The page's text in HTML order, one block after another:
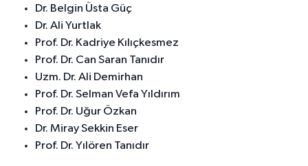
Dr. Belgin Üsta Güç
Dr. Ali Yurtlak
Prof. Dr. Kadriye Kılıçkesmez
Prof. Dr. Can Saran Tanıdır
Uzm. Dr. Ali Demirhan
Prof. Dr. Selman Vefa Yıldırım
Prof. Dr. Uğur Özkan
Dr. Miray Sekkin Eser
Prof. Dr. Yılören Tanıdır